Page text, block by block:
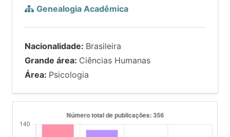
Genealogia Acadêmica
Nacionalidade: Brasileira
Grande área: Ciências Humanas
Área: Psicologia